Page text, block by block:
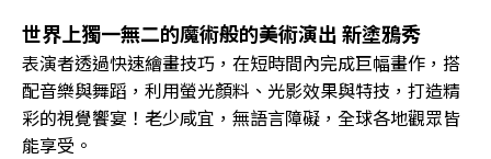
世界上獨一無二的魔術般的美術演出 新塗鴉秀
表演者透過快速繪畫技巧，在短時間內完成巨幅畫作，搭
配音樂與舞蹈，利用螢光顏料、光影效果與特技，打造精
彩的視覺饗宴！老少咸宜，無語言障礙，全球各地觀眾皆
能享受。